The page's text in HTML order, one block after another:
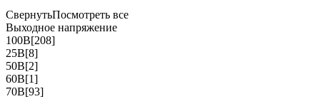
СвернутьПосмотреть все
Выходное напряжение
100В[208]
25В[8]
50В[2]
60В[1]
70В[93]